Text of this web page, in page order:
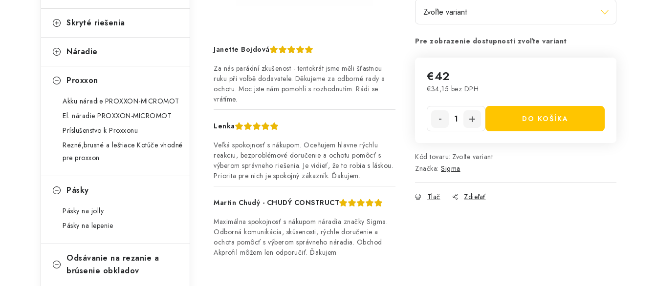
Skryté riešenia
Náradie
Proxxon
Akku náradie PROXXON-MICROMOT
El. náradie PROXXON-MICROMOT
Príslušenstvo k Proxxonu
Rezné,brusné a leštiace Kotúče vhodné
pre proxxon
Pásky
Pásky na jolly
Pásky na lepenie
Odsávanie na rezanie a
brúsenie obkladov
Pre zobrazenie dostupnosti zvoľte variant
€42
€34,15 bez DPH
DO KOŠÍKA
Kód tovaru: Zvoľte variant
Značka: Sigma
Tlač Zdieľať
Janette Bojdová
Za nás parádní zkušenost - tentokrát jsme měli šťastnou
ruku při volbě dodavatele. Děkujeme za odborné rady a
ochotu. Moc jste nám pomohli s rozhodnutím. Rádi se
vrátíme.
Lenka
Veľká spokojnosť s nákupom. Oceňujem hlavne rýchlu
reakciu, bezproblémové doručenie a ochotu pomôcť s
výberom správneho riešenia. Je vidieť, že to robia s láskou.
Priorita pre nich je spokojný zákazník. Ďakujem.
Martin Chudý - CHUDÝ CONSTRUCT
Maximálna spokojnosť s nákupom náradia značky Sigma.
Odborná komunikácia, skúsenosti, rýchle doručenie a
ochota pomôcť s výberom správneho náradia. Obchod
Akprofil môžem len odporučiť. Ďakujem